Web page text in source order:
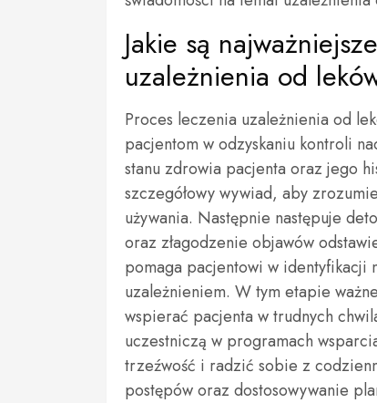
Jakie są
uzależnienia od
Proces leczenia uzależnienia od
pacjentom w odzyskaniu kontroli
stanu zdrowia pacjenta oraz jego
szczegółowy wywiad, aby
używania. Następnie następuje
oraz złagodzenie objawów
pomaga pacjentowi w identyfikacji
uzależnieniem. W tym etapie
wspierać pacjenta w trudnych
uczestniczą w programach
trzeźwość i radzić sobie z
postępów oraz dostosowywanie